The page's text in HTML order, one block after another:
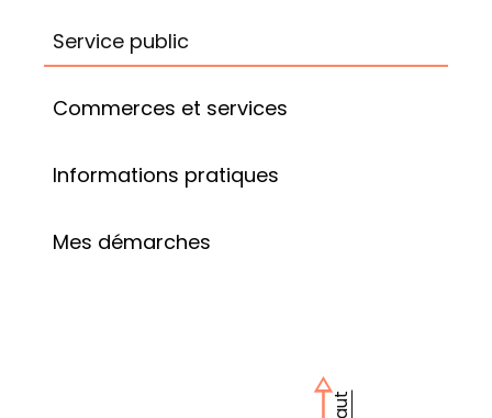
Service public
Commerces et services
Informations pratiques
Mes démarches